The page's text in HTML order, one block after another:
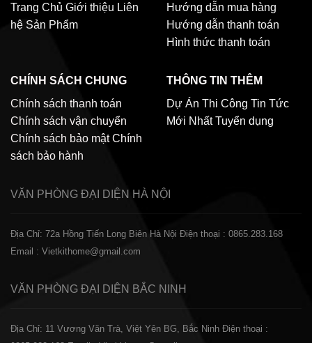
Trang Chủ Giới thiệu Liên
hệ Sản Phẩm
Hướng dẫn mua hàng
Hướng dẫn thanh toán
Hình thức thanh toán
CHÍNH SÁCH CHUNG
Chính sách thanh toán
Chính sách vận chuyển
Chính sách bảo mật Chính
sách bảo hành
THÔNG TIN THÊM
Dự Án Thi Công Tin Tức
Mới Nhất Tuyển dụng
VĂN PHÒNG ĐẠI DIỆN HÀ NỘI
Địa Chỉ: 72a Hồng Tiến Long Biên Hà Nội Điện thoại : 0865.283.168
Email : Vietkithome@gmail.com
VĂN PHÒNG ĐẠI DIỆN BẮC NINH
Địa Chỉ: 11 Vương Văn Trà, Việt Yên BG, Bắc Ninh Điện thoại :